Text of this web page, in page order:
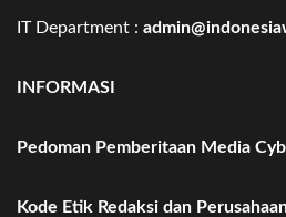
IT Department :
INFORMASI
Pedoman Pemberitaan Media
Kode Etik Redaksi dan